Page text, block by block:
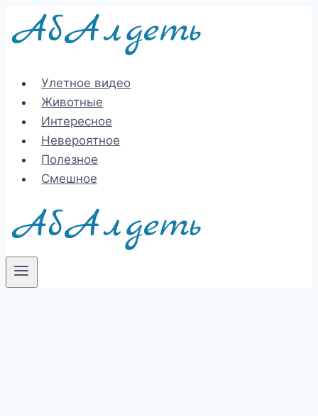
Перейти
Улетное видео
Животные
Интересное
Невероятное
Полезное
Смешное